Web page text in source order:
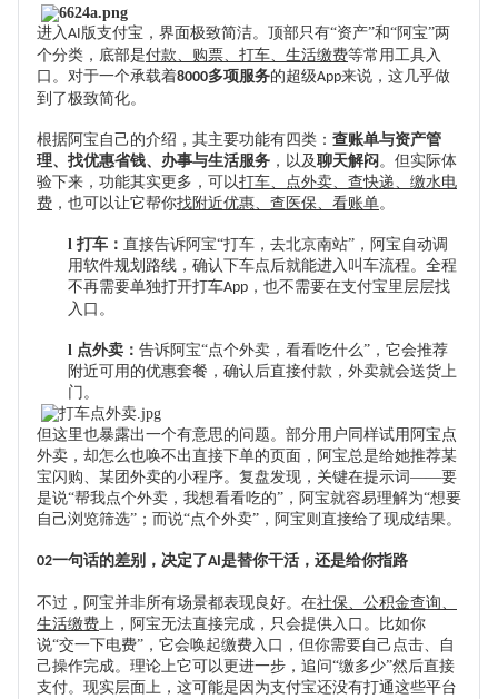
进入 AI版支付宝，界面极致简洁。顶部只有“资产”和“阿宝”两
个分类，底部是付款、购票、打车、生活缴费等常用工具入
口。对于一个承载着8000多项服务的超级App来说，这几乎做
到了极致简化。
根据阿宝自己的介绍，其主要功能有四类： 查账单与资产管
理、找优惠省钱、办事与生活服务 ，以及聊天解闷 。但实际体
验下来，功能其实更多 ， 可以打车、点外卖、查快递、缴水电
费 ，也可以让它帮你找附近优惠、查医保、看账单。
l 打车： 直接告诉阿宝“打车，去北京南站”，阿宝自动调
用软件规划路线，确认下车点后就能进入叫车流程。全程
不再需要单独打开打车App ，也不需要在支付宝里层层找
入口。
l 点外卖： 告诉阿宝“点个外卖，看看吃什么”，它会推荐
附近可用的优惠套餐，确认后直接付款，外卖就会送货上
门。
但这里也暴露出一个有意思的问题。 部分用户 同样试用阿宝点
外卖，却怎么也唤不出直接下单的页面，阿宝总是给她推荐某
宝闪购、 某团外卖的小程序。复盘发现，关键在提示词 ——要
是说“帮我点个外卖，我想看看吃的”，阿宝就容易理解为“想要
自己浏览筛选”；而说“点个外卖”，阿宝则 直接给了现成结果。
02一句话的差别，决定了AI是替你干活，还是给你指路
不过，阿宝并非所有场景都表现良好。在社保、公积金查询、
生活缴费上，阿宝无法直接完成 ， 只会提供入口 。比如你
说“交一下电费”，它会唤起缴费入口，但你需要自己点击、自
己操作完成。理论上它可以更进一步，追问“缴多少”然后直接
支付。 现实层面上，这可能是 因为支付宝还没有打通这些平台